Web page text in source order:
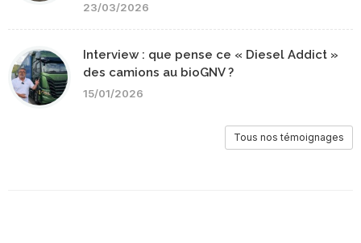
23/03/2026
Interview : que pense ce « Diesel Addict »
des camions au bioGNV ?
15/01/2026
Tous nos témoignages